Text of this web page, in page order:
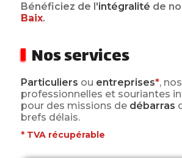
Bénéficiez de l'intégralité de
Baix.
Nos services
Particuliers ou entreprises*,
professionnelles et souriantes
pour des missions de débarras
brefs délais.
*TVA récupérable